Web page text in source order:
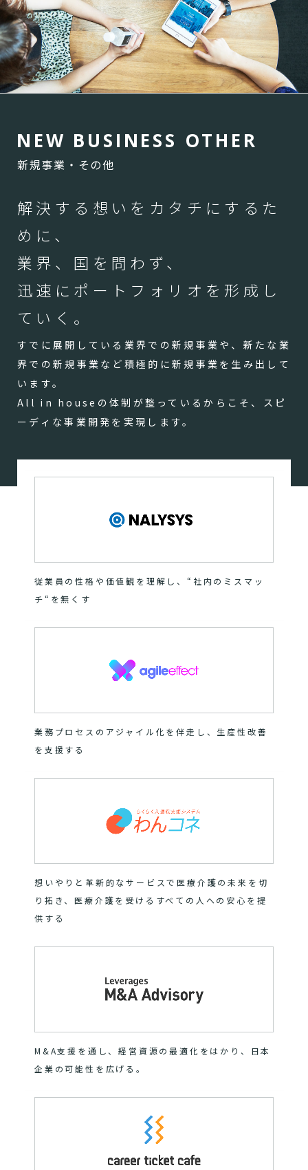
N EW BUSI NESS OTH ER
新規事業・その他
解決する想いをカタチにするた
めに、
業界、国を問わず、
迅速にポートフォリオを形成し
ていく。
すでに展開している業界での新規事業や、新たな業
界での新規事業など積極的に新規事業を生み出して
います。
All in houseの体制が整っているからこそ、スピ
ーディな事業開発を実現します。
従業員の性格や価値観を理解し、“社内のミスマッ
チ“を無くす
業務プロセスのアジャイル化を伴走し、生産性改善
を支援する
想いやりと革新的なサービスで医療介護の未来を切
り拓き、医療介護を受けるすべての人への安心を提
供する
M&A支援を通し、経営資源の最適化をはかり、日本
企業の可能性を広げる。